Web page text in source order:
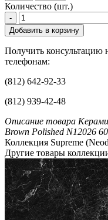
Количество (шт.)
-
Добавить в корзину
Получить
телефонам:
(812) 642-92-33
(812) 939-42-48
Описание товара
Brown Polished N12026
Коллекция Supreme
Другие товары